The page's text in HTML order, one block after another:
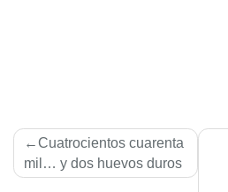
Navegación
de
Cuatrocientos cuarenta
mil… y dos huevos duros